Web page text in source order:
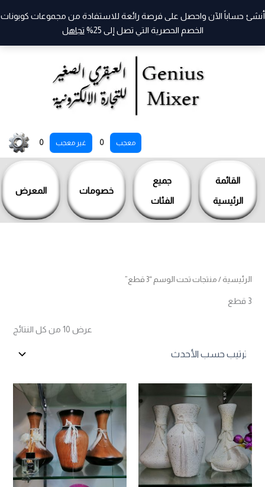
معجب 0 غير معجب 0
القائمة
الرئيسية
جميع
الفئات
خصومات المعرض
أنشئ حساباً الآن واحصل على فرصة رائعة للاستفادة من مجموعات كوبونات
الخصم الحصرية التي تصل إلى 25%
تجاهل
المحتوى
الرئيسية / منتجات تحت الوسم “3 قطع”
3 قطع
عرض ⁦10⁩ من كل النتائج